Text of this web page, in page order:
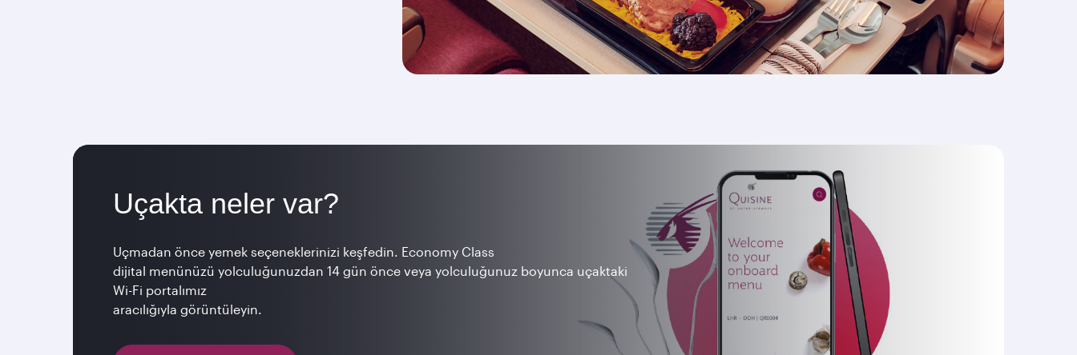
Uçakta neler var?
Uçmadan önce yemek seçeneklerinizi keşfedin. Economy Class
dijital menünüzü yolculuğunuzdan 14 gün önce veya yolculuğunuz boyunca uçaktaki
Wi-Fi portalımız
aracılığıyla görüntüleyin.